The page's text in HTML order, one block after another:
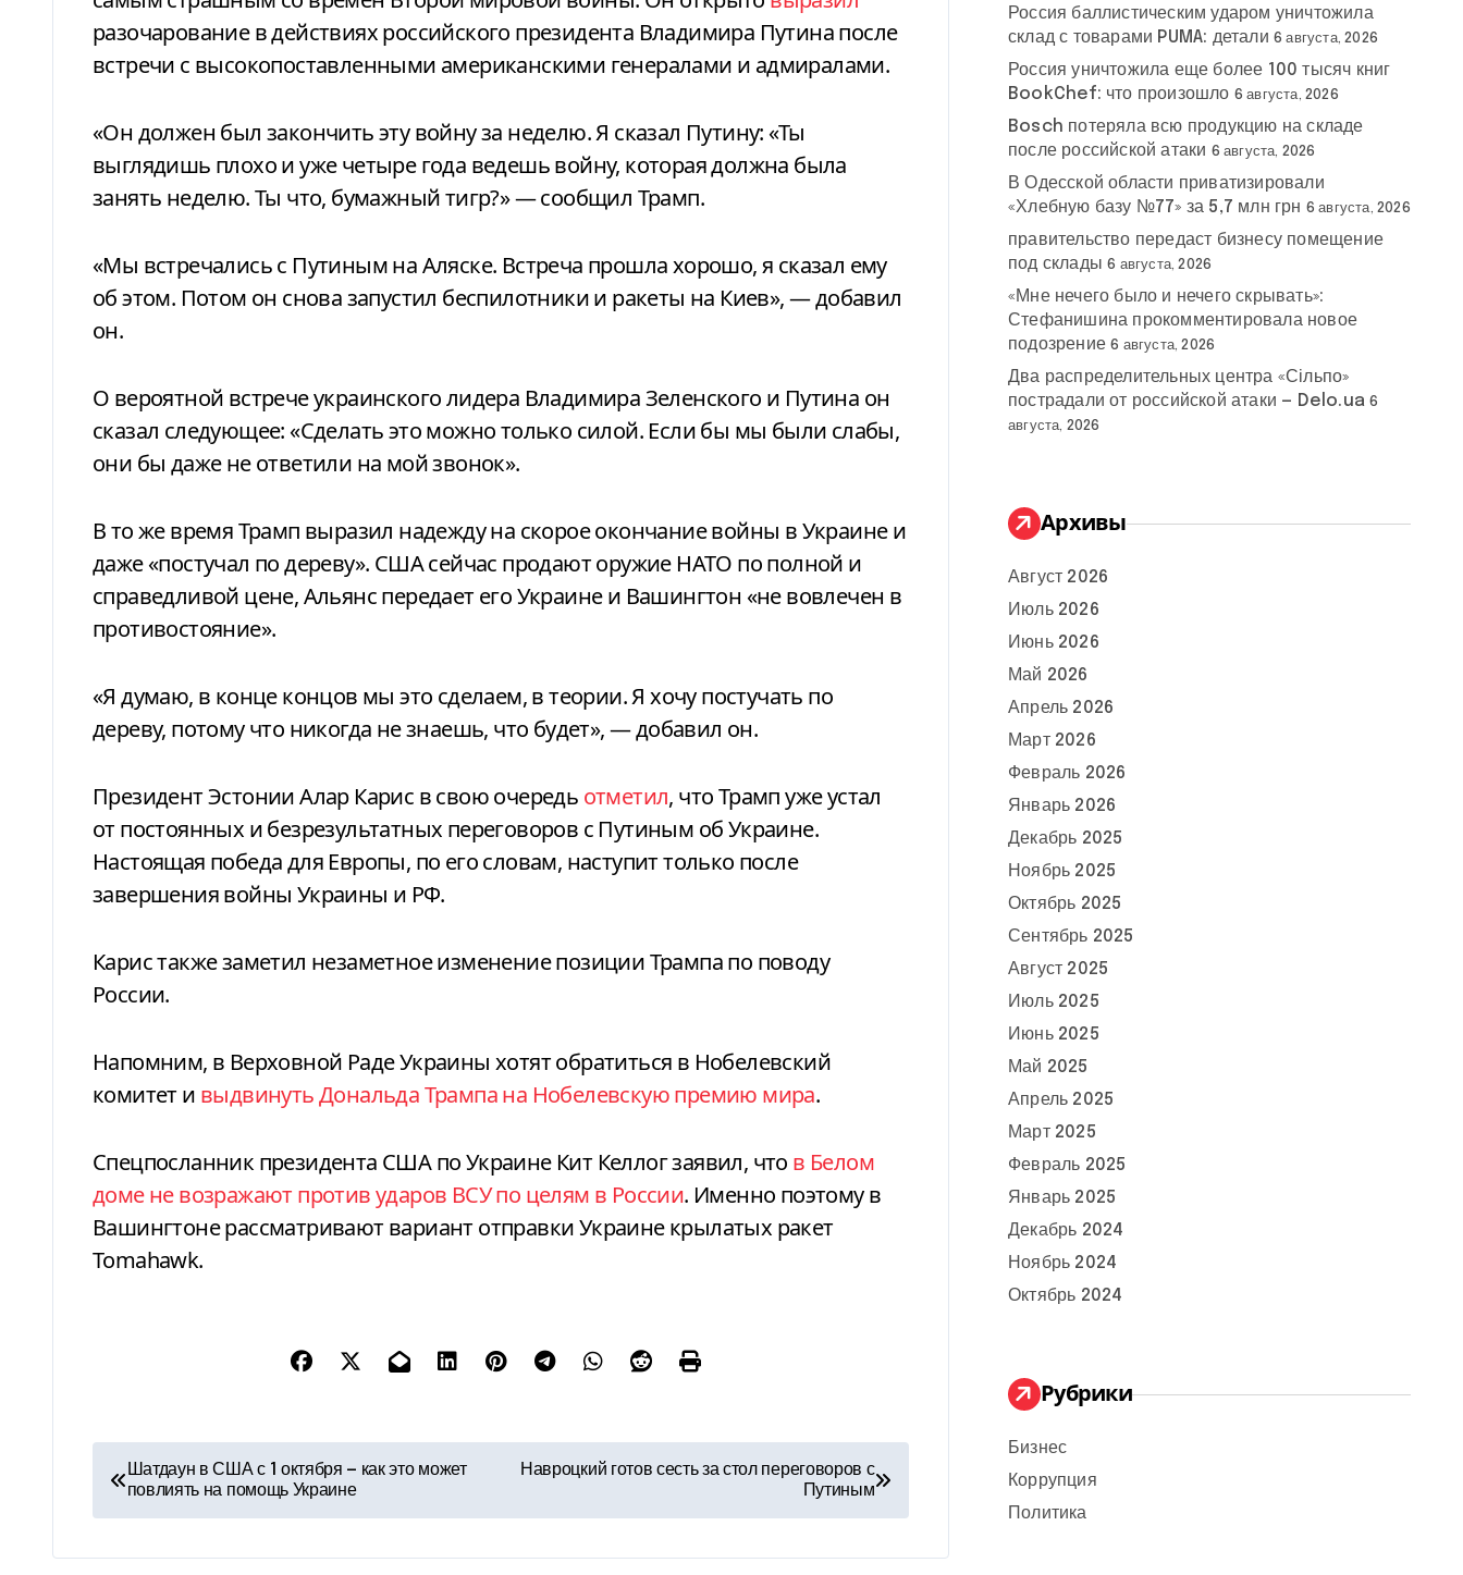
разочарование в действиях российского президента Владимира Путина после
встречи с высокопоставленными американскими генералами и адмиралами.
«Он должен был закончить эту войну за неделю. Я сказал Путину: «Ты
выглядишь плохо и уже четыре года ведешь войну, которая должна была
занять неделю. Ты что, бумажный тигр?» — сообщил Трамп.
«Мы встречались с Путиным на Аляске. Встреча прошла хорошо, я сказал ему
об этом. Потом он снова запустил беспилотники и ракеты на Киев», — добавил
он.
О вероятной встрече украинского лидера Владимира Зеленского и Путина он
сказал следующее: «Сделать это можно только силой. Если бы мы были слабы,
они бы даже не ответили на мой звонок».
В то же время Трамп выразил надежду на скорое окончание войны в Украине и
даже «постучал по дереву». США сейчас продают оружие НАТО по полной и
справедливой цене, Альянс передает его Украине и Вашингтон «не вовлечен в
противостояние».
«Я думаю, в конце концов мы это сделаем, в теории. Я хочу постучать по
дереву, потому что никогда не знаешь, что будет», — добавил он.
Президент Эстонии Алар Карис в свою очередь отметил, что Трамп уже устал
от постоянных и безрезультатных переговоров с Путиным об Украине.
Настоящая победа для Европы, по его словам, наступит только после
завершения войны Украины и РФ.
Карис также заметил незаметное изменение позиции Трампа по поводу
России.
Напомним, в Верховной Раде Украины хотят обратиться в Нобелевский
комитет и выдвинуть Дональда Трампа на Нобелевскую премию мира.
Спецпосланник президента США по Украине Кит Келлог заявил, что в Белом
доме не возражают против ударов ВСУ по целям в России. Именно поэтому в
Вашингтоне рассматривают вариант отправки Украине крылатых ракет
Tomahawk.
Н
а
в
Шатдаун в США с 1 октября — как это может
повлиять на помощь Украине
Навроцкий готов сесть за стол переговоров с
Путиным
Россия баллистическим ударом уничтожила
склад с товарами PUMA: детали 6 августа, 2026
Россия уничтожила еще более 100 тысяч книг
BookChef: что произошло 6 августа, 2026
Bosch потеряла всю продукцию на складе
после российской атаки 6 августа, 2026
В Одесской области приватизировали
«Хлебную базу №77» за 5,7 млн грн 6 августа, 2026
правительство передаст бизнесу помещение
под склады 6 августа, 2026
«Мне нечего было и нечего скрывать»:
Стефанишина прокомментировала новое
подозрение 6 августа, 2026
Два распределительных центра «Сільпо»
пострадали от российской атаки — Delo.ua 6
августа, 2026
Архивы
Август 2026
Июль 2026
Июнь 2026
Май 2026
Апрель 2026
Март 2026
Февраль 2026
Январь 2026
Декабрь 2025
Ноябрь 2025
Октябрь 2025
Сентябрь 2025
Август 2025
Июль 2025
Июнь 2025
Май 2025
Апрель 2025
Март 2025
Февраль 2025
Январь 2025
Декабрь 2024
Ноябрь 2024
Октябрь 2024
Рубрики
Бизнес
Коррупция
Политика